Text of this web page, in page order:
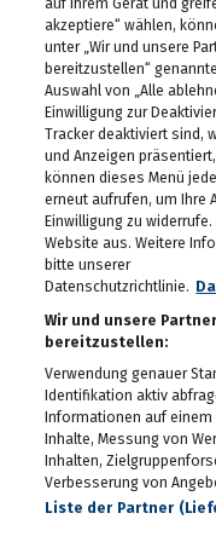
10. Geburtstag
30.04.2026
Maibaum-
Gösser Bräu
29.04.2026
Schlagergarten
2026
27.04.2026
ESC Starter
27.04.2026
Die Meisterfeier
99ers
26.04.2026
Lendstrom: Live-
Kulinarik und gute
Stimmung
auf Ihrem Gerät und
akzeptiere“ wählen,
unter „Wir und unsere
bereitzustellen“
Auswahl von „Alle
Einwilligung zur
Tracker deaktiviert sind,
und Anzeigen
können dieses Menü
erneut aufrufen, um Ihre
Einwilligung zu
Website aus. Weitere
bitte unserer
Datenschutzrichtlinie.
Wir und unsere
bereitzustellen:
Verwendung genauer
Identifikation aktiv
Informationen auf einem
Inhalte, Messung von
Inhalten,
Verbesserung von
Liste der Partner